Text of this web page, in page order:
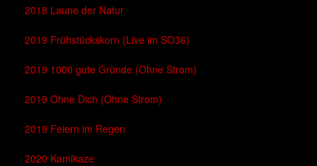
2018 Laune der Natur
2019 Frühstückskorn (Live im SO36)
2019 1000 gute Gründe (Ohne Strom)
2019 Ohne Dich (Ohne Strom)
2019 Feiern im Regen
2020 Kamikaze